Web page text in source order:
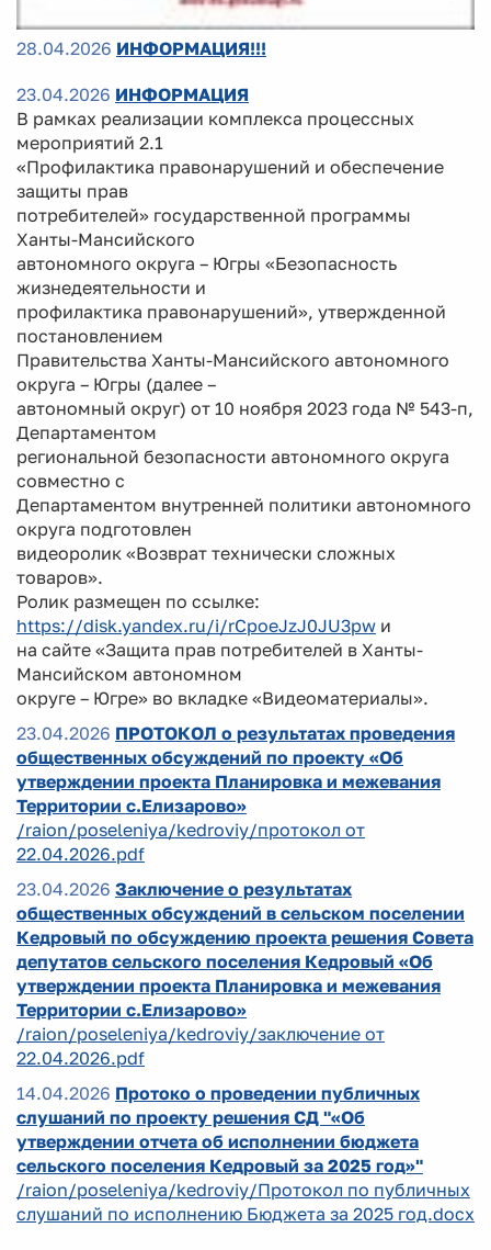
28.04.2026 ИНФОРМАЦИЯ!!!
23.04.2026 ИНФОРМАЦИЯ
В рамках реализации комплекса процессных
мероприятий 2.1
«Профилактика правонарушений и обеспечение
защиты прав
потребителей» государственной программы
Ханты-Мансийского
автономного округа – Югры «Безопасность
жизнедеятельности и
профилактика правонарушений», утвержденной
постановлением
Правительства Ханты-Мансийского автономного
округа – Югры (далее –
автономный округ) от 10 ноября 2023 года № 543-п,
Департаментом
региональной безопасности автономного округа
совместно с
Департаментом внутренней политики автономного
округа подготовлен
видеоролик «Возврат технически сложных
товаров».
Ролик размещен по ссылке:
https://disk.yandex.ru/i/rCpoeJzJ0JU3pw и
на сайте «Защита прав потребителей в Ханты-
Мансийском автономном
округе – Югре» во вкладке «Видеоматериалы».
23.04.2026 ПРОТОКОЛ о результатах проведения
общественных обсуждений по проекту «Об
утверждении проекта Планировка и межевания
Территории с.Елизарово»
/raion/poseleniya/kedroviy/протокол от
22.04.2026.pdf
23.04.2026 Заключение о результатах
общественных обсуждений в сельском поселении
Кедровый по обсуждению проекта решения Совета
депутатов сельского поселения Кедровый «Об
утверждении проекта Планировка и межевания
Территории с.Елизарово»
/raion/poseleniya/kedroviy/заключение от
22.04.2026.pdf
14.04.2026 Протоко о проведении публичных
слушаний по проекту решения СД "«Об
утверждении отчета об исполнении бюджета
сельского поселения Кедровый за 2025 год»"
/raion/poseleniya/kedroviy/Протокол по публичных
слушаний по исполнению Бюджета за 2025 год.docx